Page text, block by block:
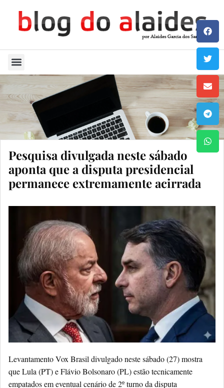
Pesquisa divulgada neste sábado
aponta que a disputa presidencial
permanece extremamente acirrada
Levantamento Vox Brasil divulgado neste sábado (27) mostra
que Lula (PT) e Flávio Bolsonaro (PL) estão tecnicamente
empatados em eventual cenário de 2º turno da disputa